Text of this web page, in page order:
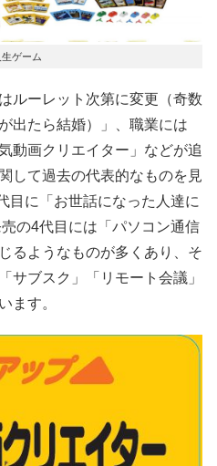
ゲーム
ルーレット次第に変更（奇数
出たら結婚）」、職業には
動画クリエイター」などが追
して過去の代表的なものを見
目に「お世話になった人達に
の4代目には「パソコン通信
るようなものが多くあり、そ
サブスク」「リモート会議」
ます。